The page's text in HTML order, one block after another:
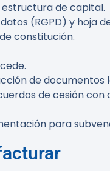
estructura de capital.
(RGPD) y hoja
constitución.
de documentos
de cesión
para